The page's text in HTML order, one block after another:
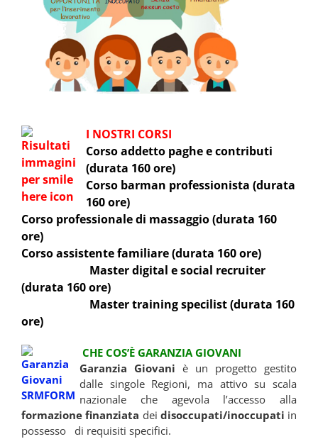
I NOSTRI CORSI
Corso addetto paghe e contributi
(durata 160 ore)
Corso barman professionista (durata
160 ore)
Corso professionale di massaggio (durata 160
ore)
Corso assistente familiare (durata 160 ore)
Master digital e social recruiter
(durata 160 ore)
Master training specilist (durata 160
ore)
CHE COS’È GARANZIA GIOVANI
Garanzia Giovani è un progetto gestito
dalle singole Regioni, ma attivo su scala
nazionale che agevola l’accesso alla
formazione finanziata dei disoccupati/inoccupati in
possesso di requisiti specifici.